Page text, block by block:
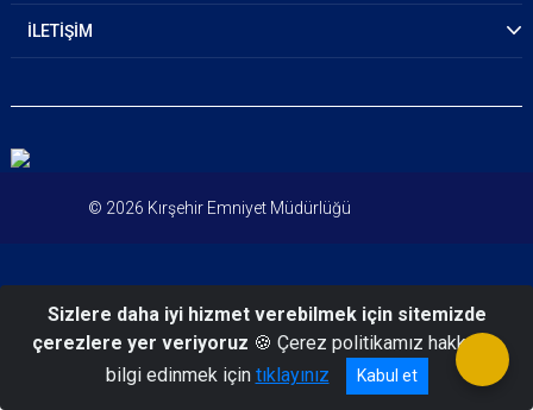
İLETİŞİM
© 2026 Kırşehir Emniyet Müdürlüğü
Sizlere daha iyi hizmet verebilmek için sitemizde
çerezlere yer veriyoruz 🍪 Çerez politikamız hakkında
bilgi edinmek için tıklayınız Kabul et